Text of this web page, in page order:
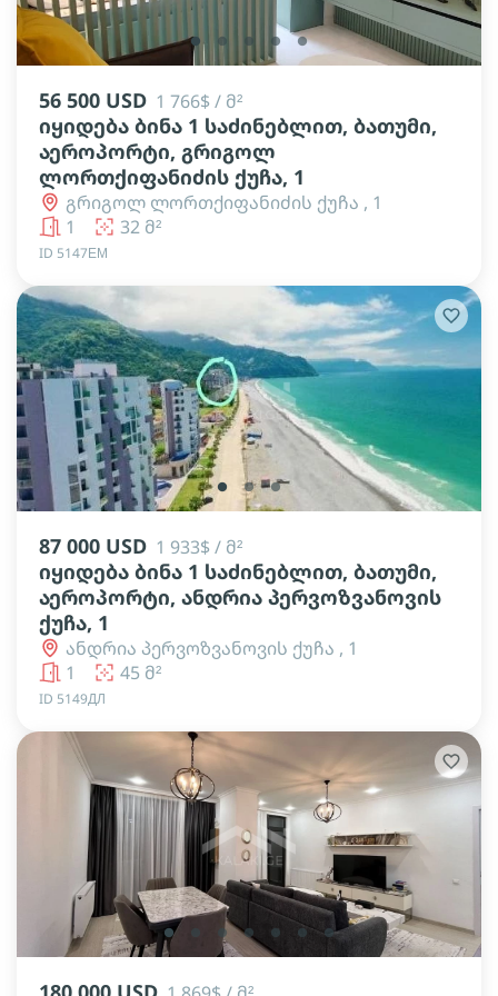
lens lens lens lens
56 500 USD 1 766$ / მ²
იყიდება ბინა 1 საძინებლით, ბათუმი,
აეროპორტი, გრიგოლ
ლორთქიფანიძის ქუჩა, 1
გრიგოლ ლორთქიფანიძის ქუჩა , 1
1
32 მ²
ID 5147ЕМ
lens lens lens
87 000 USD 1 933$ / მ²
იყიდება ბინა 1 საძინებლით, ბათუმი,
აეროპორტი, ანდრია პერვოზვანოვის
ქუჩა, 1
ანდრია პერვოზვანოვის ქუჩა , 1
1
45 მ²
ID 5149ДЛ
lens lens lens lens lens lens